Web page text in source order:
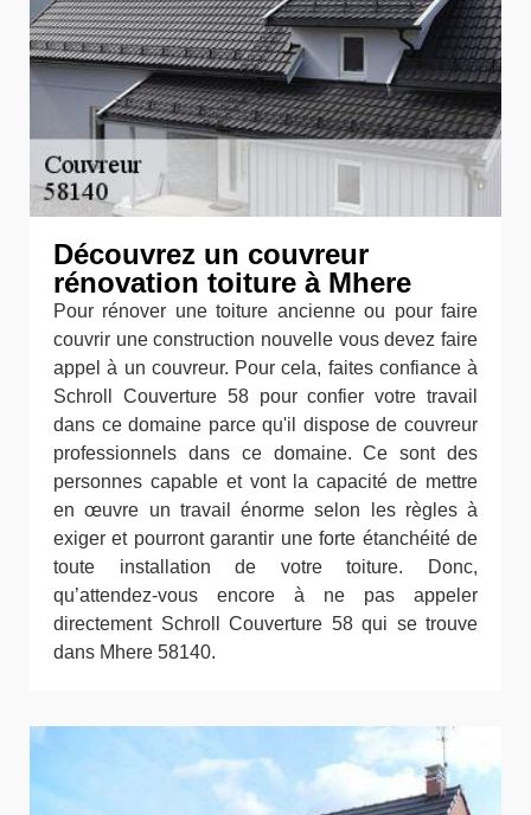
Découvrez un couvreur
rénovation toiture à Mhere
Pour rénover une toiture ancienne ou pour faire
couvrir une construction nouvelle vous devez faire
appel à un couvreur. Pour cela, faites confiance à
Schroll Couverture 58 pour confier votre travail
dans ce domaine parce qu'il dispose de couvreur
professionnels dans ce domaine. Ce sont des
personnes capable et vont la capacité de mettre
en œuvre un travail énorme selon les règles à
exiger et pourront garantir une forte étanchéité de
toute installation de votre toiture. Donc,
qu’attendez-vous encore à ne pas appeler
directement Schroll Couverture 58 qui se trouve
dans Mhere 58140.